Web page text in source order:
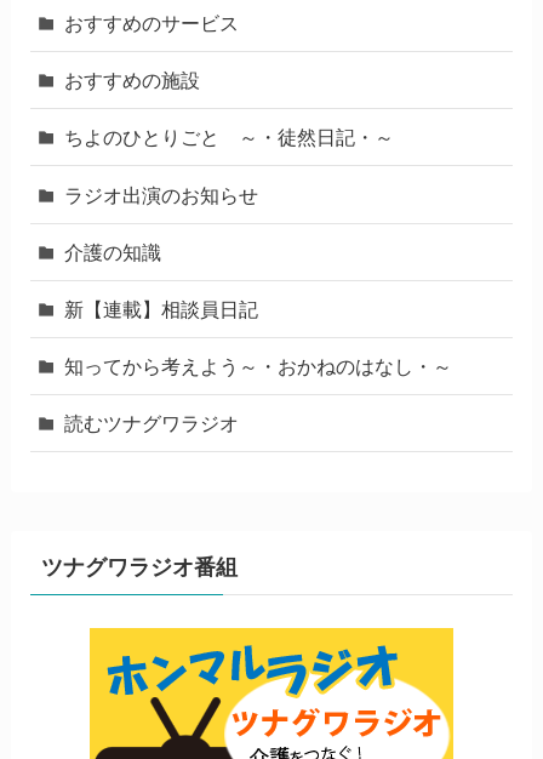
おすすめのサービス
おすすめの施設
ちよのひとりごと ～・徒然日記・～
ラジオ出演のお知らせ
介護の知識
新【連載】相談員日記
知ってから考えよう～・おかねのはなし・～
読むツナグワラジオ
ツナグワラジオ番組